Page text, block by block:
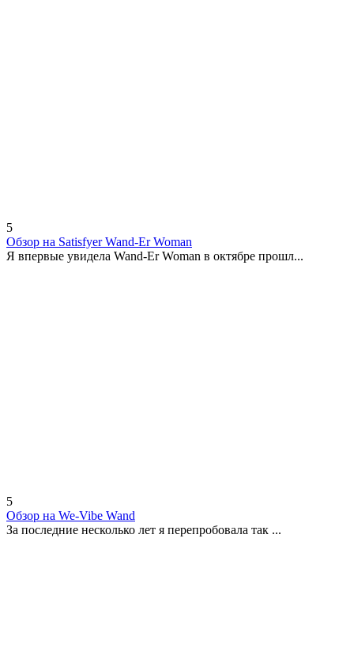
5
Обзор на Satisfyer Wand-Er Woman
Я впервые увидела Wand-Er Woman в октябре прошл...
5
Обзор на We-Vibe Wand
За последние несколько лет я перепробовала так ...